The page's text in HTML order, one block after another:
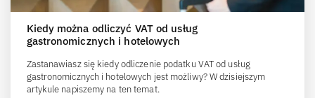
Kiedy można odliczyć VAT od usług
gastronomicznych i hotelowych
Zastanawiasz się kiedy odliczenie podatku VAT od usług
gastronomicznych i hotelowych jest możliwy? W dzisiejszym
artykule napiszemy na ten temat.